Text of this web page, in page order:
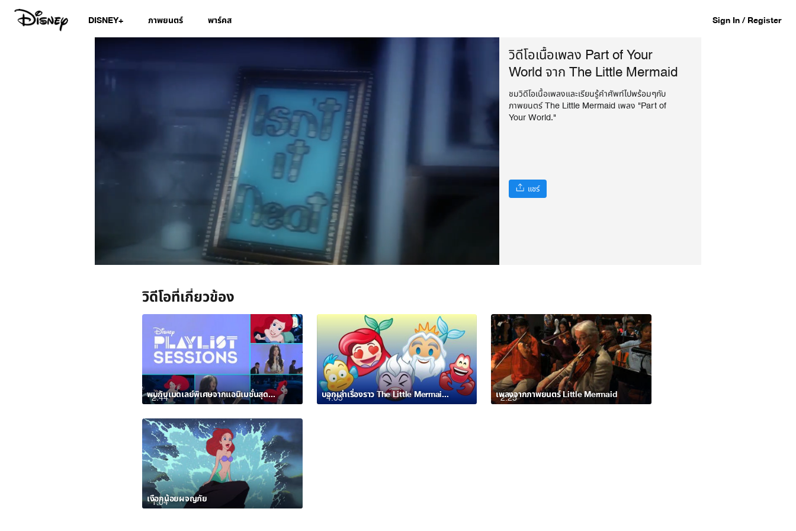
DISNEY+ ภาพยนตร์ พาร์คส Sign In / Register
/
วิดีโอเนื้อเพลง Part of Your
World จาก The Little Mermaid
ชมวิดีโอเนื้อเพลงและเรียนรู้คำศัพท์ไปพร้อมๆกับ
ภาพยนตร์ The Little Mermaid เพลง "Part of
Your World."
แชร์
วิดีโอที่เกี่ยวข้อง
2:44 พบกับเมดเลย์พิเศษจากแอนิเมชั่นสุดคลาสสิก The Little Mermaid โดย Chilla Kiana 4:05 บอกเล่าเรื่องราว The Little Mermaid ผ่านอีโมจิ 2:25
เพลงจากภาพยนตร์ Little Mermaid
1:04
เงือกน้อยผจญภัย